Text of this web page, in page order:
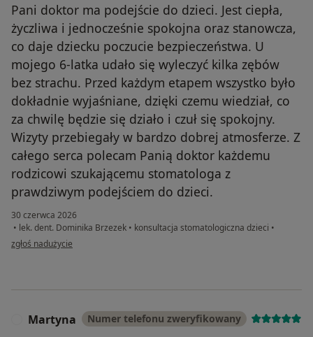
Pani doktor ma podejście do dzieci. Jest ciepła,
życzliwa i jednocześnie spokojna oraz stanowcza,
co daje dziecku poczucie bezpieczeństwa. U
mojego 6-latka udało się wyleczyć kilka zębów
bez strachu. Przed każdym etapem wszystko było
dokładnie wyjaśniane, dzięki czemu wiedział, co
za chwilę będzie się działo i czuł się spokojny.
Wizyty przebiegały w bardzo dobrej atmosferze. Z
całego serca polecam Panią doktor każdemu
rodzicowi szukającemu stomatologa z
prawdziwym podejściem do dzieci.
30 czerwca 2026
• lek. dent. Dominika Brzezek • konsultacja stomatologiczna dzieci •
w opinii użytkownika Mama Jaśka
zgłoś nadużycie
Martyna Numer telefonu zweryfikowany